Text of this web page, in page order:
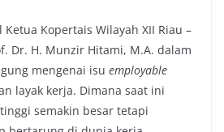
Kopertais Wilayah XII Riau –
Dr. H. Munzir Hitami, M.A. dalam
mengenai isu employable
layak kerja. Dimana saat ini
semakin besar tetapi